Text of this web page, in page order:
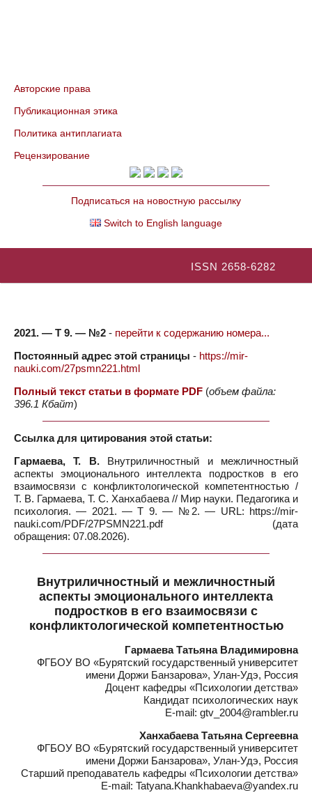
Авторские права
Публикационная этика
Политика антиплагиата
Рецензирование
Подписаться на новостную рассылку
Switch to English language
ISSN 2658-6282
2021. — Т 9. — №2 - перейти к содержанию номера...
Постоянный адрес этой страницы - https://mir-
nauki.com/27psmn221.html
Полный текст статьи в формате PDF (объем файла:
396.1 Кбайт)
Ссылка для цитирования этой статьи:
Гармаева, Т. В.Внутриличностный и межличностный
аспекты эмоционального интеллекта подростков в его
взаимосвязи с конфликтологической компетентностью /
Т. В. Гармаева, Т. С. Ханхабаева // Мир науки. Педагогика и
психология. — 2021. — Т 9. — №2. — URL: https://mir-
nauki.com/PDF/27PSMN221.pdf (дата
обращения: 07.08.2026).
Внутриличностный и межличностный
аспекты эмоционального интеллекта
подростков в его взаимосвязи с
конфликтологической компетентностью
Гармаева Татьяна Владимировна
ФГБОУ ВО «Бурятский государственный университет
имени Доржи Банзарова», Улан-Удэ, Россия
Доцент кафедры «Психологии детства»
Кандидат психологических наук
E-mail: gtv_2004@rambler.ru
Ханхабаева Татьяна Сергеевна
ФГБОУ ВО «Бурятский государственный университет
имени Доржи Банзарова», Улан-Удэ, Россия
Старший преподаватель кафедры «Психологии детства»
E-mail: Tatyana.Khankhabaeva@yandex.ru